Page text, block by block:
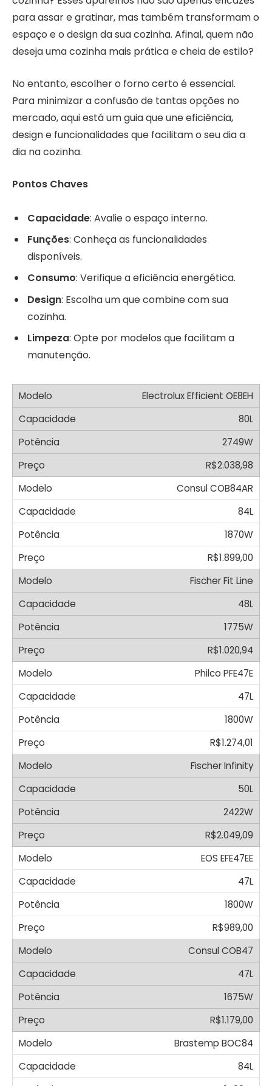
para assar e gratinar, mas também transformam o
espaço e o design da sua cozinha. Afinal, quem não
deseja uma cozinha mais prática e cheia de estilo?
No entanto, escolher o forno certo é essencial.
Para minimizar a confusão de tantas opções no
mercado, aqui está um guia que une eficiência,
design e funcionalidades que facilitam o seu dia a
dia na cozinha.
Pontos Chaves
Capacidade: Avalie o espaço interno.
Funções: Conheça as funcionalidades
disponíveis.
Consumo: Verifique a eficiência energética.
Design: Escolha um que combine com sua
cozinha.
Limpeza: Opte por modelos que facilitam a
manutenção.
Electrolux Efficient OE8EH
80L
2749W
R$2.038,98
Consul COB84AR
84L
1870W
R$1.899,00
Fischer Fit Line
48L
1775W
R$1.020,94
Philco PFE47E
47L
1800W
R$1.274,01
Fischer Infinity
50L
2422W
R$2.049,09
EOS EFE47EE
47L
1800W
R$989,00
Consul COB47
47L
1675W
R$1.179,00
Brastemp BOC84
84L